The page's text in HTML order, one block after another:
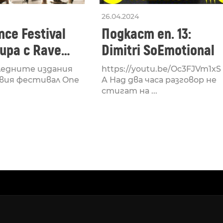
Festival
с Rave
на
издания
фестивал One
26.04.2024
Подкаст еп. 13:
Dimitri SoEmotional
https://youtu.be/Oc3FJVm1xS
A Над два часа разговор не
стигат на ...